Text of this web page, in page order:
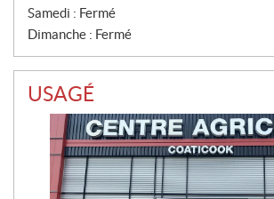
Samedi : Fermé
Dimanche : Fermé
USAGÉ